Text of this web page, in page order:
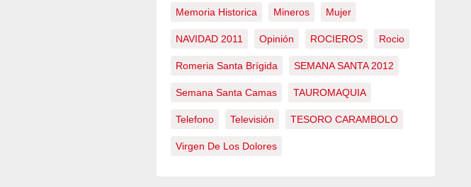
Memoria Historica Mineros Mujer
NAVIDAD 2011 Opinión ROCIEROS Rocio
Romeria Santa Brígida SEMANA SANTA 2012
Semana Santa Camas TAUROMAQUIA
Telefono Televisión TESORO CARAMBOLO
Virgen De Los Dolores